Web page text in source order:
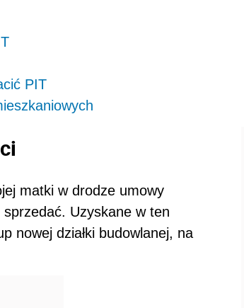
PIT
matki w drodze umowy
Uzyskane w ten
nowej działki budowlanej, na